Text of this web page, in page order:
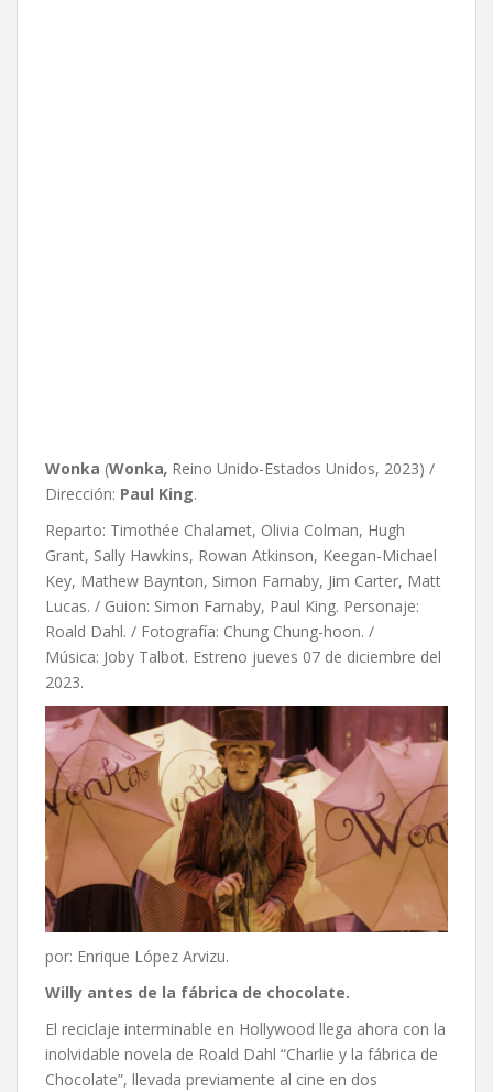
Wonka (Wonka, Reino Unido-Estados Unidos, 2023) /
Dirección: Paul King.
Reparto: Timothée Chalamet, Olivia Colman, Hugh
Grant, Sally Hawkins, Rowan Atkinson, Keegan-Michael
Key, Mathew Baynton, Simon Farnaby, Jim Carter, Matt
Lucas. / Guion: Simon Farnaby, Paul King. Personaje:
Roald Dahl. / Fotografía: Chung Chung-hoon. /
Música: Joby Talbot. Estreno jueves 07 de diciembre del
2023.
por: Enrique López Arvizu.
Willy antes de la fábrica de chocolate.
El reciclaje interminable en Hollywood llega ahora con la
inolvidable novela de Roald Dahl “Charlie y la fábrica de
Chocolate”, llevada previamente al cine en dos